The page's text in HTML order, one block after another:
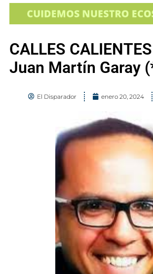
CALLES
Juan Martín Garay
El Disparador enero 20, 2024